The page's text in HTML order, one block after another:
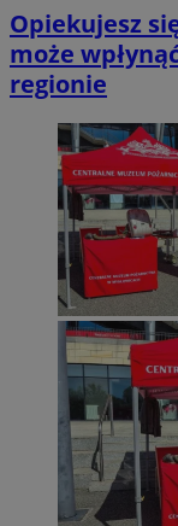
Opiekujesz
może
regionie